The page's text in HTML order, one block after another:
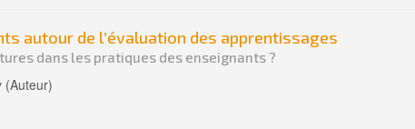
autour de l’évaluation des apprentissages
dans les pratiques des enseignants ?
(Auteur)